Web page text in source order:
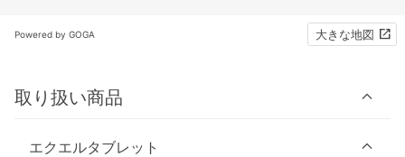
Powered by GOGA 大きな地図
取り扱い商品
エクエルタブレット